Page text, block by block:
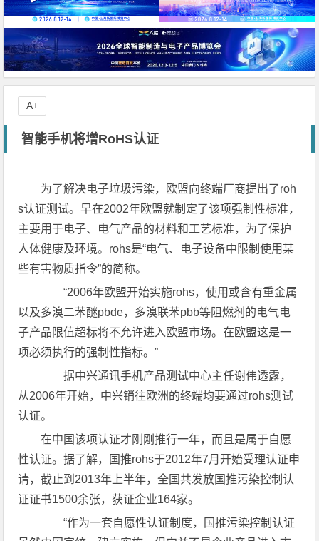
智能手机将增RoHS认证
为了解决电子垃圾污染，欧盟向终端厂商提出了roh
s认证测试。早在2002年欧盟就制定了该项强制性标准，
主要用于电子、电气产品的材料和工艺标准，为了保护
人体健康及环境。rohs是“电气、电子设备中限制使用某
些有害物质指令”的简称。
“2006年欧盟开始实施rohs，使用或含有重金属
以及多溴二苯醚pbde，多溴联苯pbb等阻燃剂的电气电
子产品限值超标将不允许进入欧盟市场。在欧盟这是一
项必须执行的强制性指标。”
据中兴通讯手机产品测试中心主任谢伟透露，
从2006年开始，中兴销往欧洲的终端均要通过rohs测试
认证。
在中国该项认证才刚刚推行一年，而且是属于自愿
性认证。据了解，国推rohs于2012年7月开始受理认证申
请，截止到2013年上半年，全国共发放国推污染控制认
证证书1500余张，获证企业164家。
“作为一套自愿性认证制度，国推污染控制认证
A+